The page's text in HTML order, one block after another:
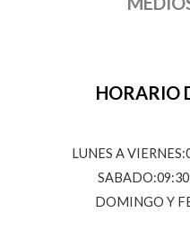
HORARIO
LUNES A
DOMINGO Y